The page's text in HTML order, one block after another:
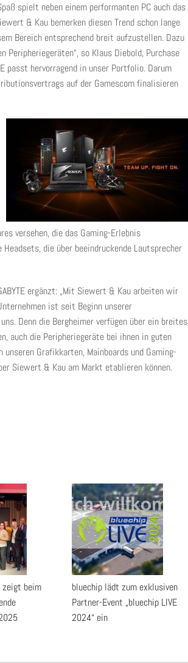
spielt neben einem performanten PC auch das
& Kau bemerken diesen Trend schon lange
Bereich entsprechend breit aufzustellen. Dazu
so Klaus Diebold, Purchase
passt hervorragend in unser Portfolio. Darum
auf der Gamescom finalisieren
versehen, die das Gaming-Erlebnis
die über beeindruckende Lautsprecher
ergänzt: „Mit Siewert & Kau arbeiten wir
ist seit Beginn unserer
Denn die Bergheimer verfügen über ein breites
auch die Peripheriegeräte bei ihnen in guten
Grafikkarten, Mainboards und Gaming-
Siewert & Kau am Markt etablieren können.
beim
bluechip lädt zum exklusiven
Partner-Event „bluechip LIVE
2024“ ein